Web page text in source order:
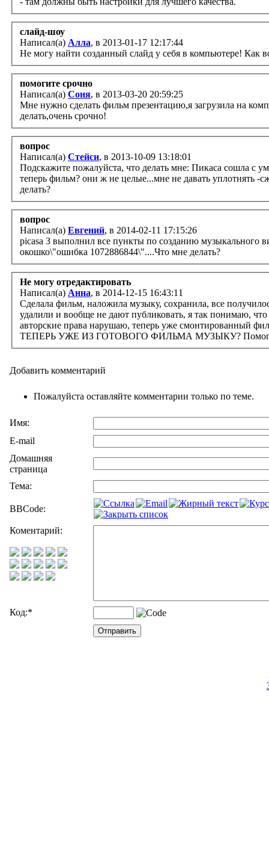
слайд-шоу
Написал(а) Алла, в 2013-01-17 12:17:44
Не
помогите срочно
Написал(а) Соня, в 2013-03-20 20:59:25
Мне нужно сделать фильм презентацию,я загрузила на
делать,очень срочно!
вопрос
Написал(а) Стейси, в 2013-10-09 13:18:01
Подскажите пожалуйста, что делать мне: Пикаса сошла с
теперь фильм? они ж не целые...мне не давать уплотнять -
делать?
вопрос
Написал(а) Евгений, в 2014-02-11 17:15:26
picasa 3 выполнил все пункты по созданию музыкального
окошко\"ошибка 1072886844\"....Что мне делать?
Не могу отредактировать
Написал(а) Анна, в 2014-12-15 16:43:11
Сделала фильм, наложила музыку, сохранила, все
удалили и вообще не дают публиковать, я так понимаю,
авторские права нарушаю, теперь уже смонтированный
ТЕПЕРЬ УЖЕ ИЗ ГОТОВОГО ФИЛЬМА МУЗЫКУ?
Добавить комментарий
Пожалуйста оставляйте комментарии только по теме.
Имя:
E-mail
Домашняя
страница
Тема:
BBCode:
Коментарий:
Код:*